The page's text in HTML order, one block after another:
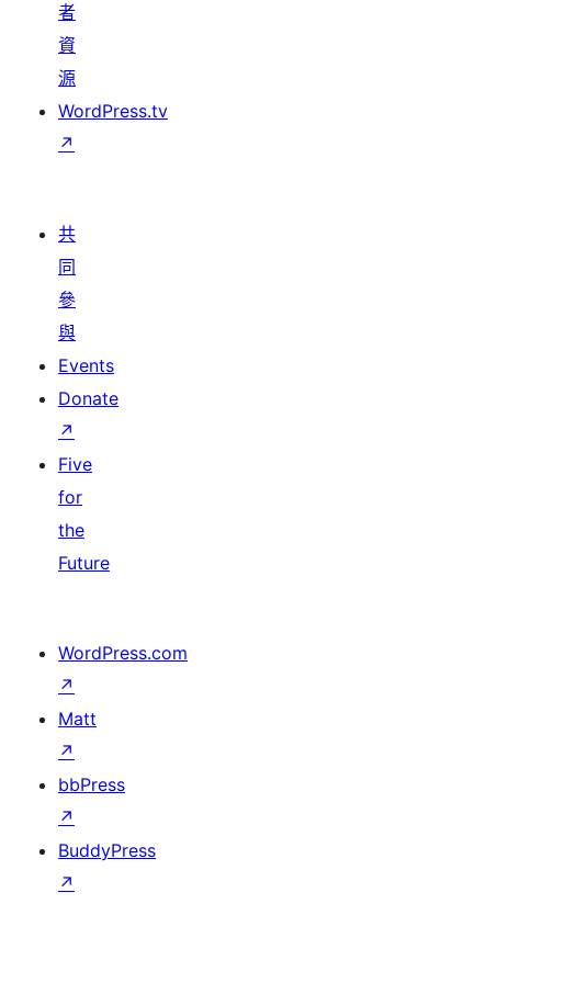
者
資
源
WordPress.tv
↗
共
同
參
與
Events
Donate
↗
Five
for
the
Future
WordPress.com
↗
Matt
↗
bbPress
↗
BuddyPress
↗